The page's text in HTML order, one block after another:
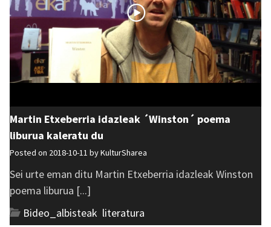
Martin Etxeberria idazleak ´Winston´ poema
liburua kaleratu du
Posted on 2018-10-11 byKulturSharea
Sei urte eman ditu Martin Etxeberria idazleak Winston
poema liburua [...]
Bideo_albisteak literatura